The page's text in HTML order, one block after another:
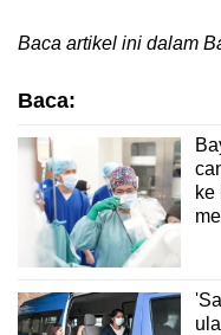
Baca artikel ini dalam
Baca:
ke